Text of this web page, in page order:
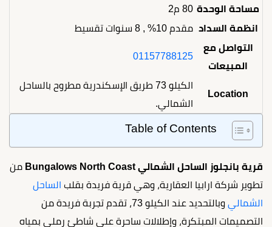
مساحة الوحدة 80 م2
انظمة السداد مقدم 10% , 8 سنوات تقسيط
التواصل مع
المبيعات
01157788125
Location
الكيلو 73 طريق الإسكندرية مطروح بالساحل
الشمالي.
Table of Contents
قرية بانجلوز الساحل الشمالي Bungalows North Coast
من
تطوير شركة ارابيا العقارية، وهي قرية فريدة بقلب الساحل
الشمالي
وبالتحديد عند الكيلو 73، تقدم تجربة فريدة من
التصميمات المبتكرة، وإطلالات ساحرة على شاطئ رملي بمياه